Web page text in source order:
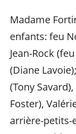
Madame
enfants: feu
Jean-Rock
(Diane
(Tony
Foster),
arrière-petits-